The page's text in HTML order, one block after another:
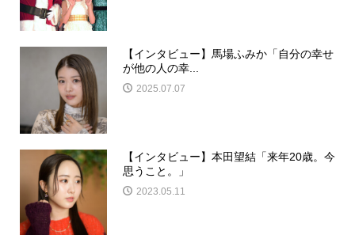
【インタビュー】馬場ふみか「自分の幸せ
が他の人の幸...
2025.07.07
【インタビュー】本田望結「来年20歳。今
思うこと。」
2023.05.11